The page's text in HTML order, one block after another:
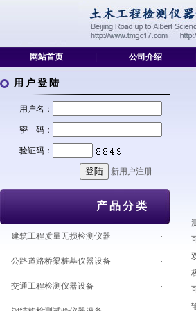
网站首页 公司介绍
用户登陆
用户名：
密 码：
验证码：
新用户注册
产品分类
建筑工程质量无损检测仪器
公路道路桥梁桩基仪器设备
交通工程检测仪器设备